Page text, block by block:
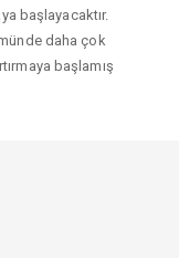
başlayacaktır.
daha çok
başlamış